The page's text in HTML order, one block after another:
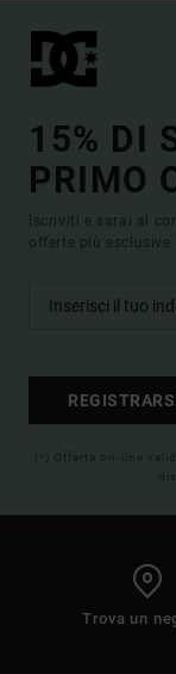
15% DI
PRIMO
Iscriviti e sarai al
offerte più esclusive.
(*) Offerta on-line
Trova un